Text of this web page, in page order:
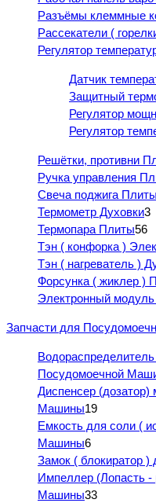
Разъёмы клеммные
Рассекатели (
Регулятор
Датчик
Защитный
Регулятор
Регулятор
Решётки, противни
Ручка управления
Свеча поджига Плиты
Термометр Духовки3
Термопара Плиты56
Тэн ( конфорка )
Тэн ( нагреватель )
Форсунка ( жиклер )
Электронный
Запчасти для
Посудомоечной
Диспенсер
Машины19
Емкость для соли (
Машины6
Замок ( блокиратор
Импеллер (Лопасть -
Машины33